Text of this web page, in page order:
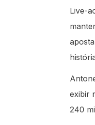
Live-
exibir
240